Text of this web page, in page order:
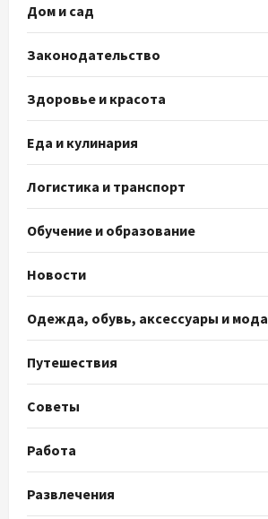
Дом и сад
Законодательство
Здоровье и красота
Еда и кулинария
Логистика и транспорт
Обучение и образование
Новости
Одежда, обувь, аксессуары и мода
Путешествия
Советы
Работа
Развлечения